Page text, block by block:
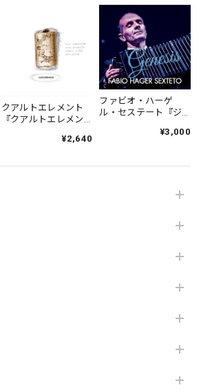
クアルトエレメント
『クアルトエレメン
Cuartoelemento『Cu
（007RECORDS-27）
¥2,640
ファビオ・ハーゲ
ル・セステート『ジ
¥3,000